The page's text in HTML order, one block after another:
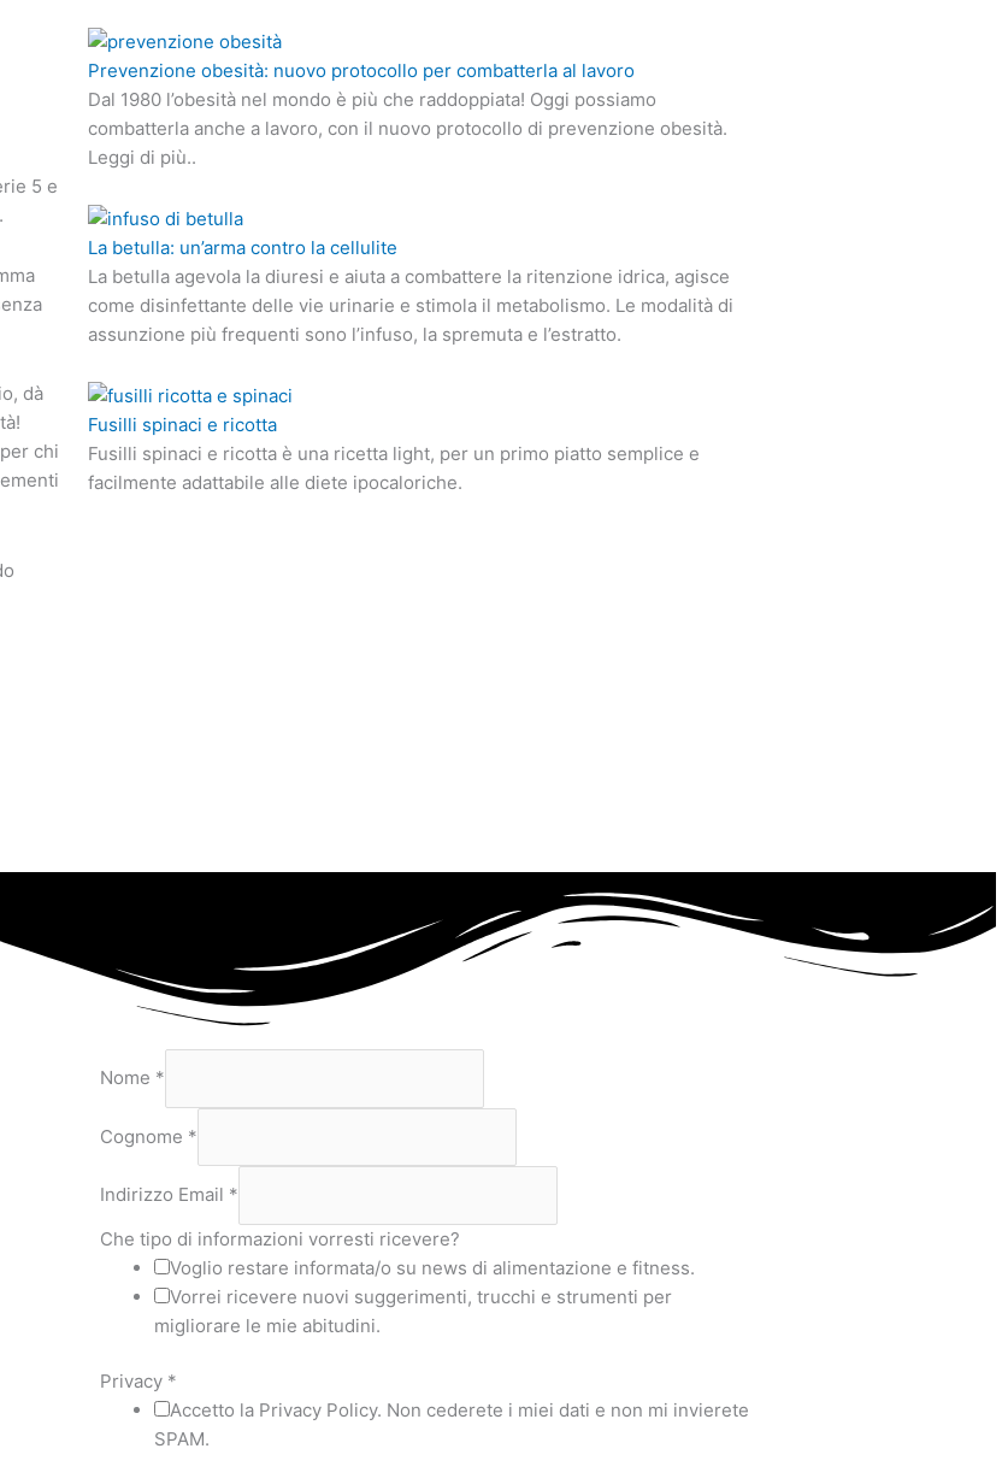
5 e
dà
chi
Prevenzione obesità: nuovo protocollo per combatterla al lavoro
Dal 1980 l’obesità nel mondo è più che raddoppiata! Oggi possiamo
combatterla anche a lavoro, con il nuovo protocollo di prevenzione obesità.
Leggi di più..
La betulla: un’arma contro la cellulite
La betulla agevola la diuresi e aiuta a combattere la ritenzione idrica, agisce
come disinfettante delle vie urinarie e stimola il metabolismo. Le modalità di
assunzione più frequenti sono l’infuso, la spremuta e l’estratto.
Fusilli spinaci e ricotta
Fusilli spinaci e ricotta è una ricetta light, per un primo piatto semplice e
facilmente adattabile alle diete ipocaloriche.
Nome *
Cognome *
Indirizzo Email *
Che tipo di informazioni vorresti ricevere?
Voglio restare informata/o su news di alimentazione e fitness.
Vorrei ricevere nuovi suggerimenti, trucchi e strumenti per
migliorare le mie abitudini.
Privacy *
Accetto la Privacy Policy. Non cederete i miei dati e non mi invierete
SPAM.